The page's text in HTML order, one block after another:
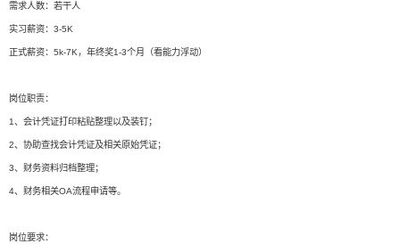
需求人数：若干人
实习薪资：3-5K
正式薪资：5k-7K，年终奖1-3个月（看能力浮动）
岗位职责：
1、会计凭证打印粘贴整理以及装钉；
2、协助查找会计凭证及相关原始凭证；
3、财务资料归档整理；
4、财务相关OA流程申请等。
岗位要求：